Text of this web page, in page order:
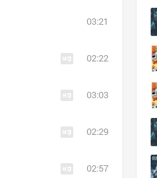
03:21
02:22
03:03
02:29
02:57